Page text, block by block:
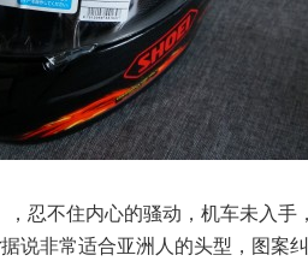
忍不住内心的骚动，机车未入手
说非常适合亚洲人的头型，图案